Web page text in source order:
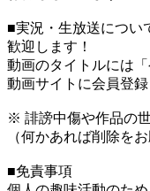
■実況・生放送につい
歓迎します！
動画のタイトルには
動画サイトに会員登
※ 誹謗中傷や作品の
（何かあれば削除を
■免責事項